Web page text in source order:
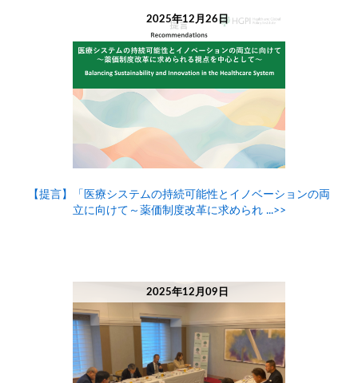
2025年12月26日
【提言】「医療システムの持続可能性とイノベーションの両
立に向けて～薬価制度改革に求められ ...>>
2025年12月09日